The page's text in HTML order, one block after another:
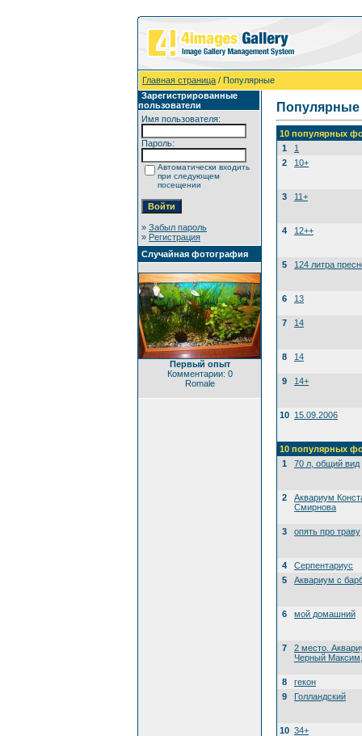
Главная страница / Популярные
Зарегистрированные
пользователи
Имя пользователя:
Пароль:
Автоматически входить
при следующем
посещении
» Забыл пароль
» Регистрация
Случайная фотография
Первый опыт
Комментарии: 0
Romale
Популярные
10 популярных
1
1
2
10+
3 11+
4 12++
5 124 литра
6 13
7 14
8 14
9 14+
10 15.09.2006
10 популярных
1
70 л, общий вид
2
Аквариум
Смирнова
3 опять про траву
4
Серпентариус
5
Аквариум с
6 мой домашний
7
2 место.
Черный Максим,
8
гекон
9
Голландский
10 34+